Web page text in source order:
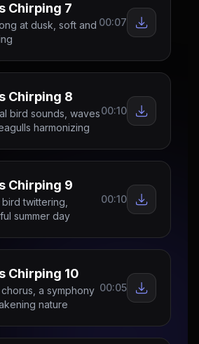
Chirping 7
at dusk, soft and 00:07
Chirping 8
bird sounds, waves
harmonizing
00:10
Chirping 9
twittering,
summer day
00:10
Chirping 10
a symphony
nature
00:05